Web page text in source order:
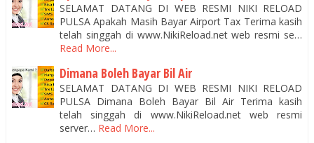
SELAMAT DATANG DI WEB RESMI NIKI RELOAD
PULSA Apakah Masih Bayar Airport Tax Terima kasih
telah singgah di www.NikiReload.net web resmi se…
Read More...
Dimana Boleh Bayar Bil Air
SELAMAT DATANG DI WEB RESMI NIKI RELOAD
PULSA Dimana Boleh Bayar Bil Air Terima kasih
telah singgah di www.NikiReload.net web resmi
server… Read More...